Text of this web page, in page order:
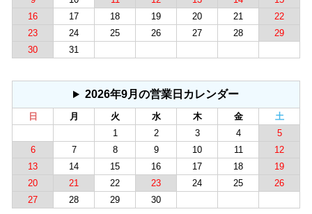
16
17 18 19 20 21
22
23
24 25 26 27 28
29
30
31
2026年9月の営業日カレンダー
日 月 火 水 木 金
土
1
2 3 4
5
6
7 8 9 10 11
12
13
14 15 16 17 18
19
20
21 22 23 24 25
26
27
28 29 30